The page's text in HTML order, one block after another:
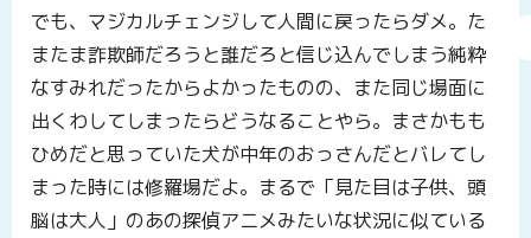
でも、マジカルチェンジして人間に戻ったらダメ。た
またま詐欺師だろうと誰だろと信じ込んでしまう純粋
なすみれだったからよかったものの、また同じ場面に
出くわしてしまったらどうなることやら。まさかもも
ひめだと思っていた犬が中年のおっさんだとバレてし
まった時には修羅場だよ。まるで「見た目は子供、頭
脳は大人」のあの探偵アニメみたいな状況に似ている